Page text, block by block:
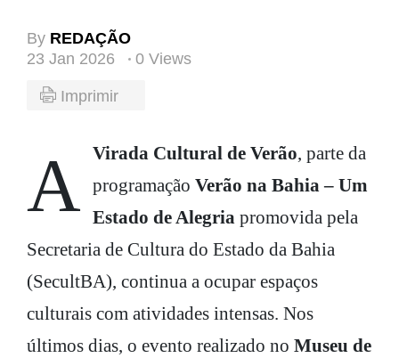
By REDAÇÃO
23 Jan 2026
0 Views
Imprimir
A Virada Cultural de Verão, parte da
programação Verão na Bahia – Um
Estado de Alegriapromovida pela
Secretaria de Cultura do Estado da Bahia
(SecultBA), continua a ocupar espaços
culturais com atividades intensas. Nos
últimos dias, o evento realizado no Museu de